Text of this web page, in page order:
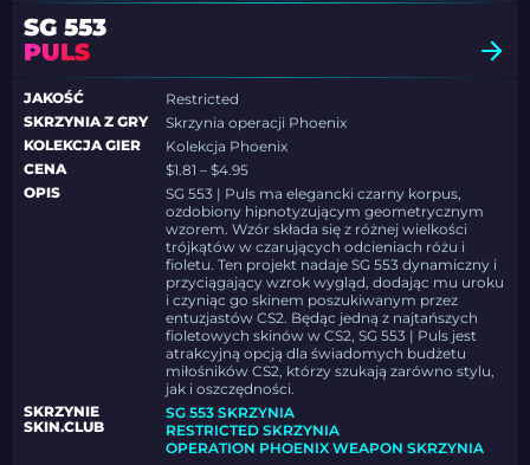
SG 553
PULS
JAKOŚĆ
Restricted
SKRZYNIA Z GRY
Skrzynia operacji Phoenix
KOLEKCJA GIER
Kolekcja Phoenix
CENA
$1.81 – $4.95
OPIS
SG 553 | Puls ma elegancki czarny korpus,
ozdobiony hipnotyzującym geometrycznym
wzorem. Wzór składa się z różnej wielkości
trójkątów w czarujących odcieniach różu i
fioletu. Ten projekt nadaje SG 553 dynamiczny i
przyciągający wzrok wygląd, dodając mu uroku
i czyniąc go skinem poszukiwanym przez
entuzjastów CS2. Będąc jedną z najtańszych
fioletowych skinów w CS2, SG 553 | Puls jest
atrakcyjną opcją dla świadomych budżetu
miłośników CS2, którzy szukają zarówno stylu,
jak i oszczędności.
SKRZYNIE
SKIN.CLUB
SG 553 SKRZYNIA
RESTRICTED SKRZYNIA
OPERATION PHOENIX WEAPON SKRZYNIA